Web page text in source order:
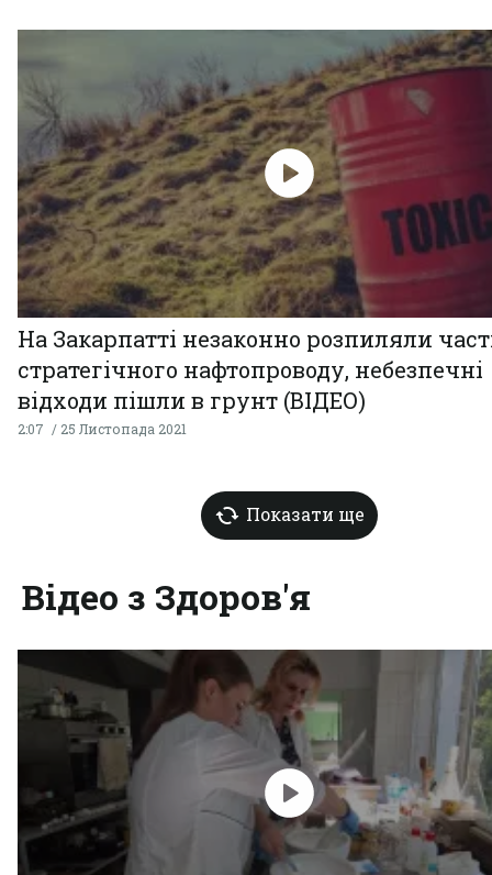
На Закарпатті незаконно розпиляли
стратегічного нафтопроводу, небезпечні
відходи пішли в грунт (ВІДЕО)
2:07 25 Листопада 2021
Показати ще
Відео з Здоров'я